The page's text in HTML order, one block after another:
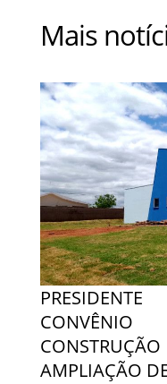
Mais
AMPLIAÇÃO